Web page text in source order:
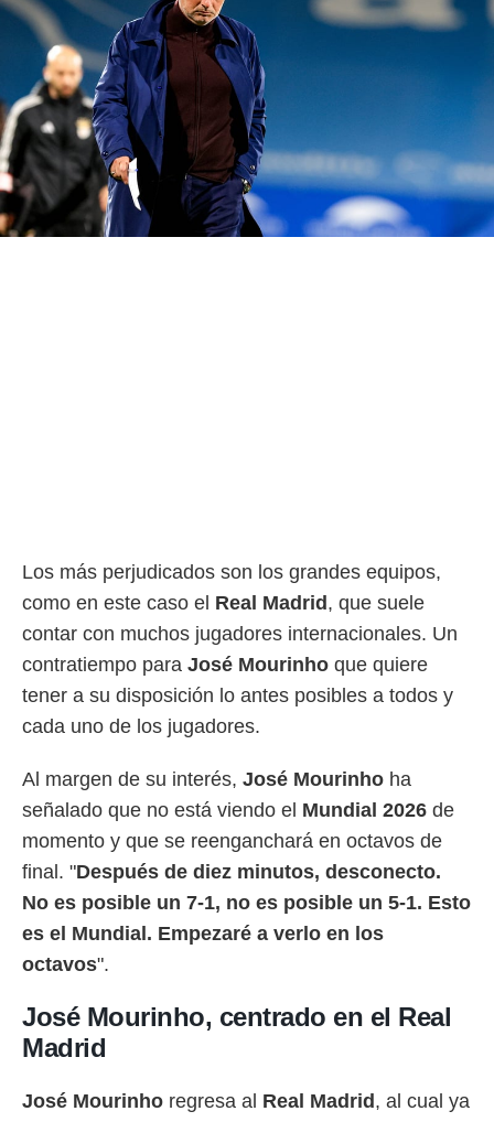
traten tus
en
interés
a lo que
Para
su
u
datos
en
perfiles
utilizar
uso de
medir el
de la
o a través
de
de
con el
Los más perjudicados son los grandes equipos,
como en este caso el Real Madrid , que suele
contar con muchos jugadores internacionales. Un
contratiempo para José Mourinho que quiere
tener a su disposición lo antes posibles a todos y
cada uno de los jugadores.
Al margen de su interés, José Mourinho ha
señalado que no está viendo el Mundial 2026 de
momento y que se reenganchará en octavos de
final. "Después de diez minutos, desconecto.
No es posible un 7-1, no es posible un 5-1. Esto
es el Mundial. Empezaré a verlo en los
octavos".
José Mourinho, centrado en el Real
Madrid
José Mourinho regresa al Real Madrid , al cual ya